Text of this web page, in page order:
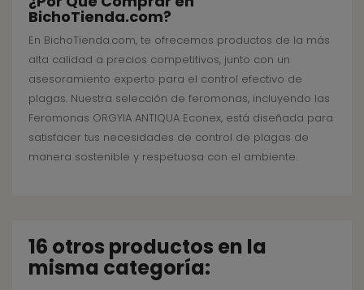
BichoTienda.com?
En BichoTienda.com, te ofrecemos productos de la más
alta calidad a precios competitivos, junto con un
asesoramiento experto para el control efectivo de
plagas. Nuestra selección de feromonas, incluyendo las
Feromonas ORGYIA ANTIQUA Econex, está diseñada para
satisfacer tus necesidades de control de plagas de
manera sostenible y respetuosa con el ambiente.
16 otros productos en la
misma categoría: